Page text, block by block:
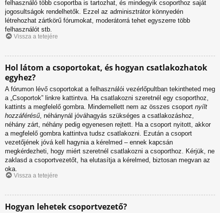
felhasználó több csoportba is tartozhat, és mindegyik csoporthoz saját
jogosultságok rendelhetők. Ezzel az adminisztrátor könnyedén
létrehozhat zártkörű fórumokat, moderátorrá tehet egyszerre több
felhasználót stb.
Vissza a tetejére
Hol látom a csoportokat, és hogyan csatlakozhatok
egyhez?
A fórumon lévő csoportokat a felhasználói vezérlőpultban tekintheted meg
a „Csoportok” linkre kattintva. Ha csatlakozni szeretnél egy csoporthoz,
kattints a megfelelő gombra. Mindemellett nem az összes csoport nyílt
hozzáférésű, néhánynál jóváhagyás szükséges a csatlakozáshoz,
néhány zárt, néhány pedig egyenesen rejtett. Ha a csoport nyitott, akkor
a megfelelő gombra kattintva tudsz csatlakozni. Ezután a csoport
vezetőjének jóvá kell hagynia a kérelmed – ennek kapcsán
megkérdezheti, hogy miért szeretnél csatlakozni a csoporthoz. Kérjük, ne
zaklasd a csoportvezetőt, ha elutasítja a kérelmed, biztosan megvan az
oka.
Vissza a tetejére
Hogyan lehetek csoportvezető?